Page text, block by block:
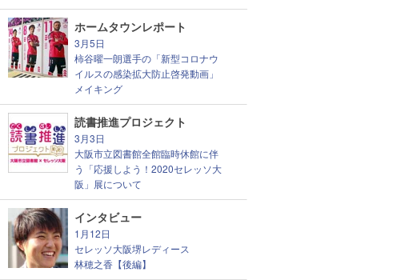
ホームタウンレポート
3月5日
柿谷曜一朗選手の「新型コロナウ
イルスの感染拡大防止啓発動画」
メイキング
読書推進プロジェクト
3月3日
大阪市立図書館全館臨時休館に伴
う「応援しよう！2020セレッソ大
阪」展について
インタビュー
1月12日
セレッソ大阪堺レディース
林穂之香【後編】